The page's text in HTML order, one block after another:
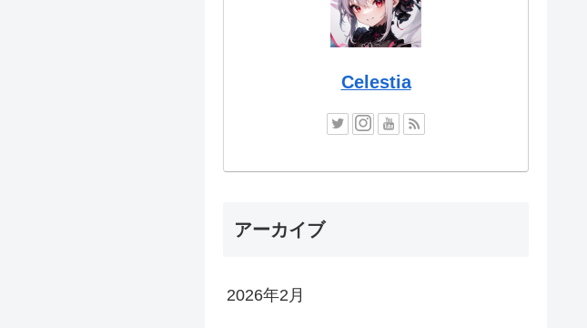
Celestia
アーカイブ
2026年2月